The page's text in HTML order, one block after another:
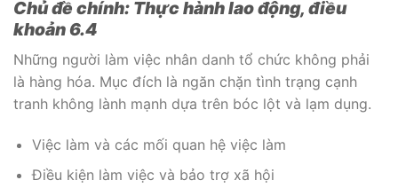
Chủ đề chính: Thực hành lao động, điều
khoản 6.4
Những người làm việc nhân danh tổ chức không phải
là hàng hóa. Mục đích là ngăn chặn tình trạng cạnh
tranh không lành mạnh dựa trên bóc lột và lạm dụng.
Việc làm và các mối quan hệ việc làm
Điều kiện làm việc và bảo trợ xã hội